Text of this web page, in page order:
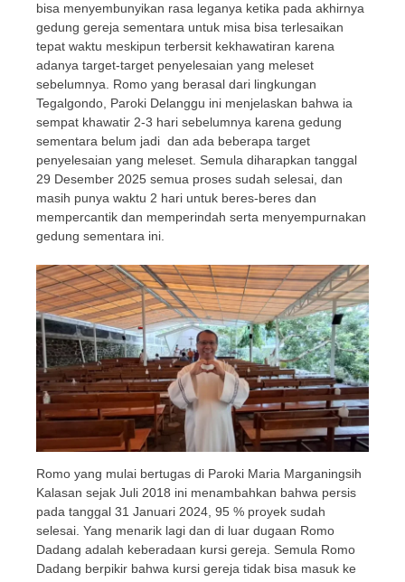
bisa menyembunyikan rasa leganya ketika pada akhirnya
gedung gereja sementara untuk misa bisa terlesaikan
tepat waktu meskipun terbersit kekhawatiran karena
adanya target-target penyelesaian yang meleset
sebelumnya. Romo yang berasal dari lingkungan
Tegalgondo, Paroki Delanggu ini menjelaskan bahwa ia
sempat khawatir 2-3 hari sebelumnya karena gedung
sementara belum jadi dan ada beberapa target
penyelesaian yang meleset. Semula diharapkan tanggal
29 Desember 2025 semua proses sudah selesai, dan
masih punya waktu 2 hari untuk beres-beres dan
mempercantik dan memperindah serta menyempurnakan
gedung sementara ini.
Romo yang mulai bertugas di Paroki Maria Marganingsih
Kalasan sejak Juli 2018 ini menambahkan bahwa persis
pada tanggal 31 Januari 2024, 95 % proyek sudah
selesai. Yang menarik lagi dan di luar dugaan Romo
Dadang adalah keberadaan kursi gereja. Semula Romo
Dadang berpikir bahwa kursi gereja tidak bisa masuk ke